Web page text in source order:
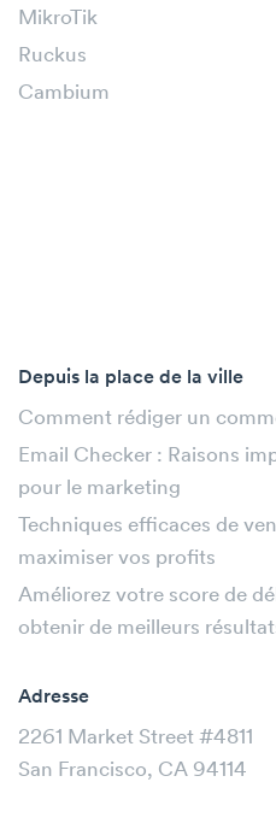
MikroTik
Ruckus
Cambium
Depuis la place de la ville
Comment rédiger un
Email Checker : Raisons
pour le marketing
Techniques efficaces de
maximiser vos profits
Améliorez votre score de
obtenir de meilleurs
Adresse
2261 Market Street #4811
San Francisco, CA 94114